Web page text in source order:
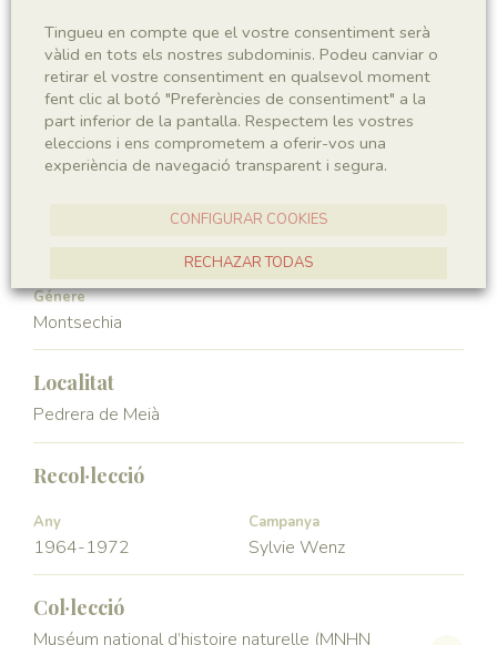
Regne
Plantae
Phyllum
Spermatophyta
Subphyllum
Angiospermae
Classe
Magnoliopsida
Familia
Génere
Montsechia
Localitat
Pedrera de Meià
Recol·lecció
Any
1964-1972
Campanya
Sylvie Wenz
Col·lecció
Muséum national d’histoire naturelle (MNHN
Tingueu en compte que el vostre consentiment serà
vàlid en tots els nostres subdominis. Podeu canviar o
retirar el vostre consentiment en qualsevol moment
fent clic al botó "Preferències de consentiment" a la
part inferior de la pantalla. Respectem les vostres
eleccions i ens comprometem a oferir-vos una
experiència de navegació transparent i segura.
CONFIGURAR COOKIES
RECHAZAR TODAS
ACCEPTAR TOTES